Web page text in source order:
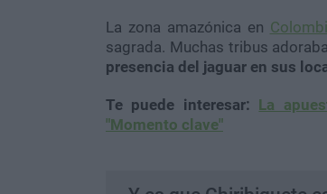
La zona amazónica en
sagrada. Muchas tribus
presencia del jaguar en sus
Te puede interesar: La
"Momento clave"